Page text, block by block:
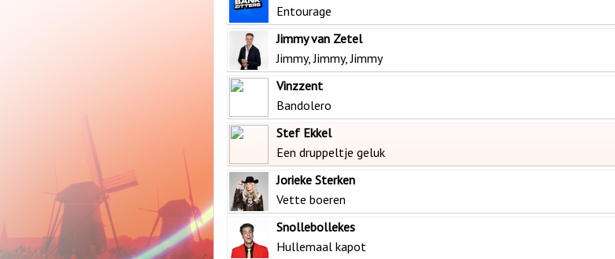
Entourage
Jimmy van Zetel
Jimmy, Jimmy, Jimmy
Vinzzent
Bandolero
Stef Ekkel
Een druppeltje geluk
Jorieke Sterken
Vette boeren
Snollebollekes
Hullemaal kapot